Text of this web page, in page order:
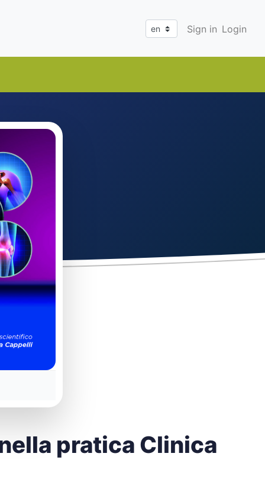
Sign in Login
pratica Clinica